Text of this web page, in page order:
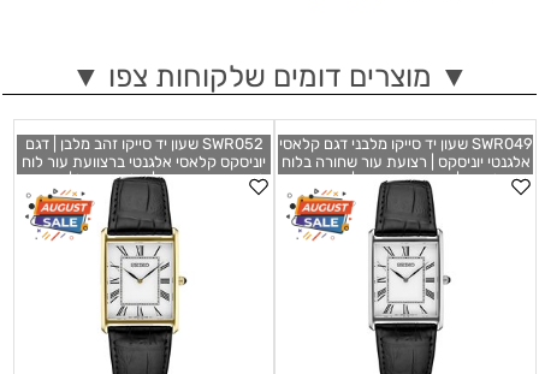
▼ מוצרים דומים שלקוחות צפו ▼
SWR049 שעון יד סייקו מלבני דגם קלאסי
אלגנטי יוניסקס | רצועת עור שחורה בלוח
רומי לבן דק| שנתיים אחריות | חנות שעוני
סייקו בראשון לציון | Essentials Quartz
White Dial Black Leather Watch
SWR049
SWR052 שעון יד סייקו זהב מלבן | דגם
יוניסקס קלאסי אלגנטי ברצוועת עור לוח
לבן ספרות רומיות | מלאי מוגבל | שנתיים
אחריות | Seiko Quartz White Dial
Black Leather Watch SWR052